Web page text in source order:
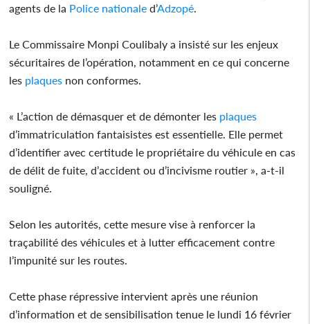
agents de la Police nationale d’Adzopé
Le Commissaire Monpi Coulibaly a insisté sur les enjeux
sécuritaires de l’opération, notamment en ce qui concerne
les plaques non conformes.
« L’action de démasquer et de démonter les plaques
d’immatriculation fantaisistes est essentielle. Elle permet
d’identifier avec certitude le propriétaire du véhicule en cas
de délit de fuite, d’accident ou d’incivisme routier », a-t-il
souligné.
Selon les autorités, cette mesure vise à renforcer la
traçabilité des véhicules et à lutter efficacement contre
l’impunité sur les routes.
Cette phase répressive intervient après une réunion
d’information et de sensibilisation tenue le lundi 16 février